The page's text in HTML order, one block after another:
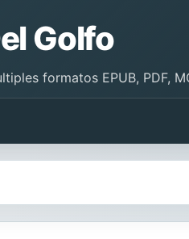
Golfo
formatos EPUB, PDF,